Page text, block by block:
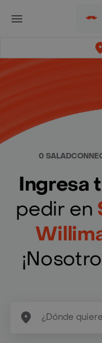
0
Ingresa
pedir en